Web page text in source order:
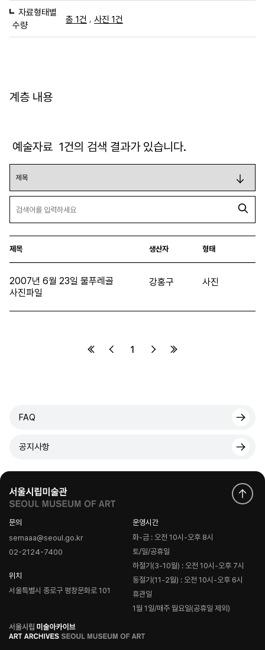
자료형태별
수량
총 1건 , 사진 1건
계층 내용
예술자료 1건의 검색 결과가 있습니다.
제목 생산자 형태
2007년 6월 23일 물푸레골
사진파일
강홍구 사진
1
FAQ
공지사항
문의
semaaa@seoul.go.kr
02-2124-7400
위치
서울특별시 종로구 평창문화로 101
운영시간
화-금 : 오전 10시-오후 8시
토/일/공휴일
하절기(3-10월) : 오전 10시-오후 7시
동절기(11-2월) : 오전 10시-오후 6시
휴관일
1월 1일/매주 월요일(공휴일 제외)
로
고